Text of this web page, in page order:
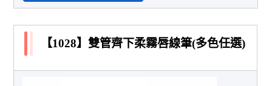
【1028】雙管齊下柔霧唇線筆(多色任選)